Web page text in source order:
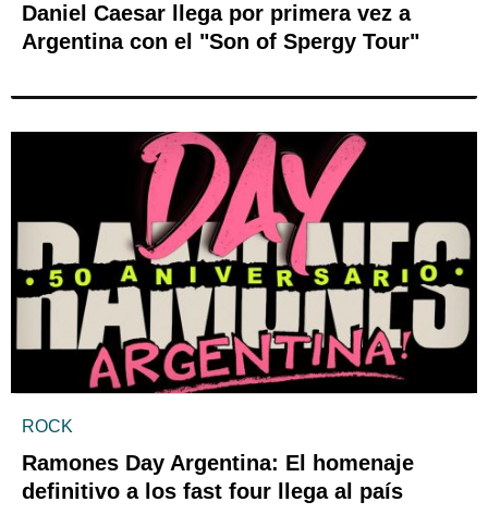
Daniel Caesar llega por primera vez a
Argentina con el "Son of Spergy Tour"
ROCK
Ramones Day Argentina: El homenaje
definitivo a los fast four llega al país